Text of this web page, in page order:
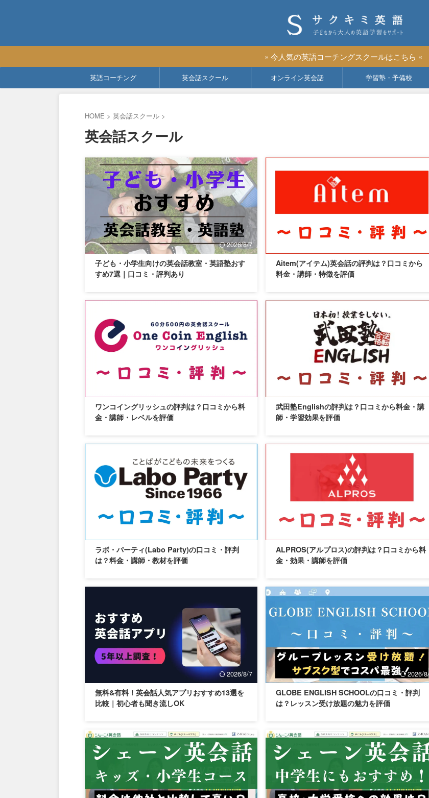
» 今人気の英語コーチングスクールはこちら «
英語コーチング 英会話スクール オンライン英会話 学習塾・予備校
HOME > 英会話スクール >
英会話スクール
2026/8/7
子ども・小学生向けの英会話教室・英語塾おす
すめ7選｜口コミ・評判あり
Aitem(アイテム)英会話の評判は？口コミから
料金・講師・特徴を評価
ワンコイングリッシュの評判は？口コミから料
金・講師・レベルを評価
武田塾Englishの評判は？口コミから料金・講
師・学習効果を評価
ラボ・パーティ(Labo Party)の口コミ・評判
は？料金・講師・教材を評価
ALPROS(アルプロス)の評判は？口コミから料
金・効果・講師を評価
2026/8/7
無料&有料！英会話人気アプリおすすめ13選を
比較｜初心者も聞き流しOK
2026/
GLOBE ENGLISH SCHOOLの口コミ・評判
は？レッスン受け放題の魅力を評価